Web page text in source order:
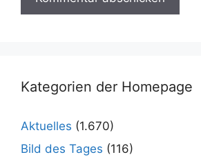
Kategorien der Homepage
Aktuelles (1.670)
Bild des Tages (116)